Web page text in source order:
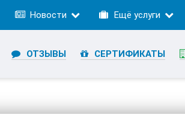
Новости Ещё услуги
ОТЗЫВЫ СЕРТИФИКАТЫ